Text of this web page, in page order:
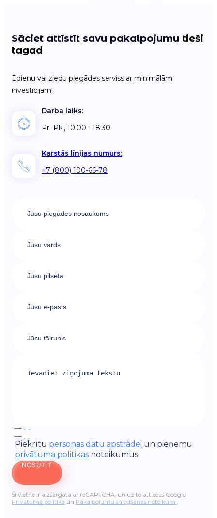
Sāciet attīstīt savu pakalpojumu tieši
tagad
Ēdienu vai ziedu piegādes serviss ar minimālām
investīcijām!
Darba laiks:
Pr.-Pk., 10:00 - 18:30
Karstās līnijas numurs:
+7 (800) 100-66-78
Piekrītu personas datu apstrādei un pieņemu
privātuma politikas noteikumus
NOSŪTĪT
Šī vietne ir aizsargāta ar reCAPTCHA, un uz to attiecas Google
Privātuma politika un Pakalpojumu sniegšanas noteikumi